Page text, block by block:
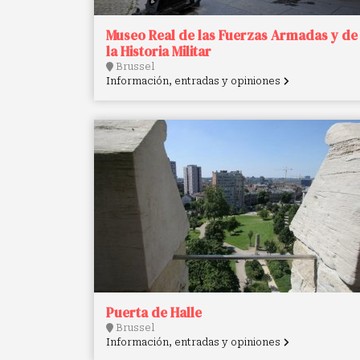
Museo Real de las Fuerzas Armadas y de
la Historia Militar
Brussel
Información, entradas y opiniones
Puerta de Halle
Brussel
Información, entradas y opiniones